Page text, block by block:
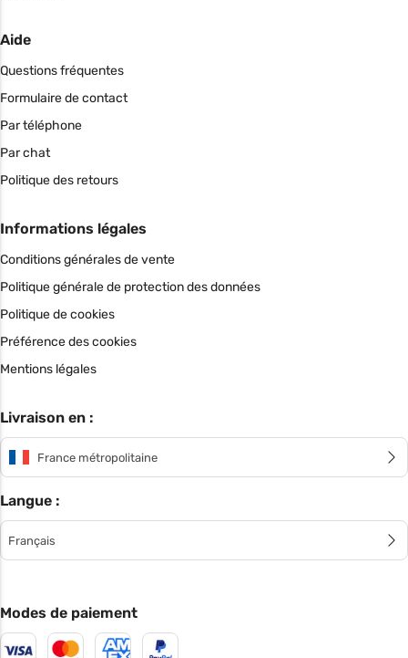
Aide
Questions fréquentes
Formulaire de contact
Par téléphone
Par chat
Politique des retours
Informations légales
Conditions générales de vente
Politique générale de protection des données
Politique de cookies
Préférence des cookies
Mentions légales
Livraison en :
France métropolitaine
Langue :
Français
Modes de paiement